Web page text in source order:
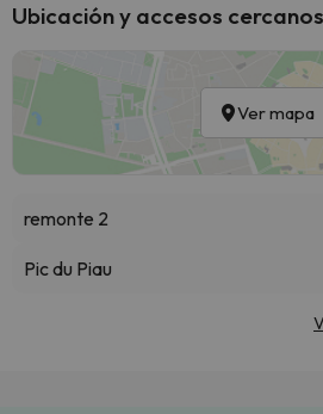
Ubicación y accesos cercanos
Ver mapa
remonte 2
Pic du Piau